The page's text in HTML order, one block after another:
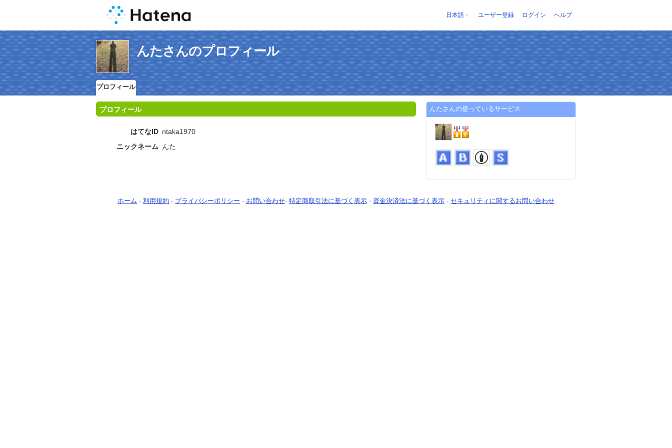
日本語 ユーザー登録 ログイン ヘルプ
んたさんのプロフィール
プロフィール
プロフィール
はてなID ntaka1970
ニックネーム んた
んたさんの使っているサービス
ホーム - 利用規約 - プライバシーポリシー - お問い合わせ- 特定商取引法に基づく表示 - 資金決済法に基づく表示 - セキュリティに関するお問い合わせ